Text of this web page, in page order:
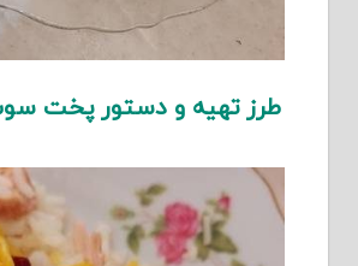
طرز تهیه و دستور پخت